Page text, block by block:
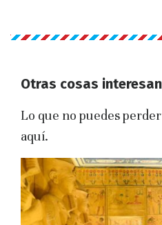
Otras cosas
Lo que no puedes
aquí.